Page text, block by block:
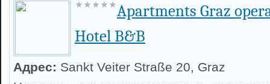
Apartments Graz
Hotel B&B
Адрес: Sankt Veiter Straße 20, Graz